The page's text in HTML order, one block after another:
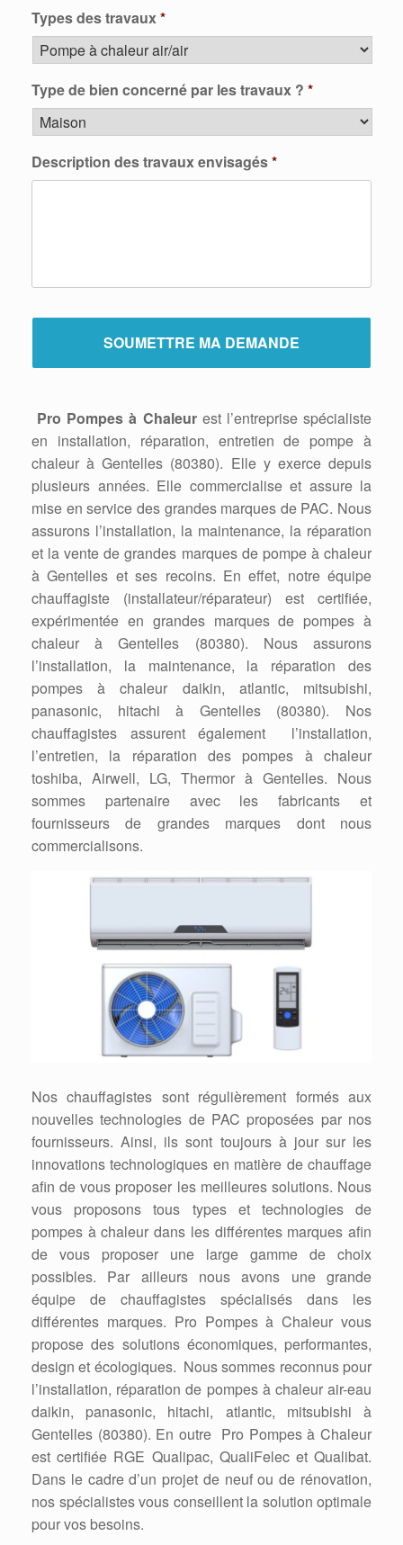
Types des travaux*
Type de bien concerné par les travaux ? *
Description des travaux envisagés*
Pro Pompes à Chaleurest l’entreprise spécialiste
en installation, réparation, entretien de pompe à
chaleur à Gentelles (80380). Elle y exerce depuis
plusieurs années. Elle commercialise et assure la
mise en service des grandes marques de PAC. Nous
assurons l’installation, la maintenance, la réparation
et la vente de grandes marques de pompe à chaleur
à Gentelles et ses recoins. En effet, notre équipe
chauffagiste (installateur/réparateur) est certifiée,
expérimentée en grandes marques de pompes à
chaleur à Gentelles (80380). Nous assurons
l’installation, la maintenance, la réparation des
pompes à chaleur daikin, atlantic, mitsubishi,
panasonic, hitachi à Gentelles (80380). Nos
chauffagistes assurent également l’installation,
l’entretien, la réparation des pompes à chaleur
toshiba, Airwell, LG, Thermor à Gentelles. Nous
sommes partenaire avec les fabricants et
fournisseurs de grandes marques dont nous
commercialisons.
Nos chauffagistes sont régulièrement formés aux
nouvelles technologies de PAC proposées par nos
fournisseurs. Ainsi, ils sont toujours à jour sur les
innovations technologiques en matière de chauffage
afin de vous proposer les meilleures solutions. Nous
vous proposons tous types et technologies de
pompes à chaleur dans les différentes marques afin
de vous proposer une large gamme de choix
possibles. Par ailleurs nous avons une grande
équipe de chauffagistes spécialisés dans les
différentes marques. Pro Pompes à Chaleur vous
propose des solutions économiques, performantes,
design et écologiques. Nous sommes reconnus pour
l’installation, réparation de pompes à chaleur air-eau
daikin, panasonic, hitachi, atlantic, mitsubishi à
Gentelles (80380). En outre Pro Pompes à Chaleur
est certifiée RGE Qualipac, QualiFelec et Qualibat.
Dans le cadre d’un projet de neuf ou de rénovation,
nos spécialistes vous conseillent la solution optimale
pour vos besoins.